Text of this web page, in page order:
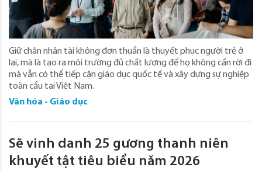
Giữ chân nhân tài không đơn thuần là thuyết phục người trẻ ở
lại, mà là tạo ra môi trường đủ chất lượng để họ không cần rời đi
mà vẫn có thể tiếp cận giáo dục quốc tế và xây dựng sự nghiệp
toàn cầu tại Việt Nam.
Văn hóa - Giáo dục
Sẽ vinh danh 25 gương thanh niên
khuyết tật tiêu biểu năm 2026